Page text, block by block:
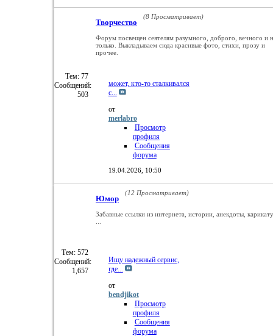
Творчество
(8 Просматривает)
Форум посвещен сеятелям разумного, доброго, вечного и
только. Выкладываем сюда красивые фото, стихи, прозу и
прочее.
Тем: 77
Сообщений:
503
может, кто-то сталкивался
с...
от
merlabro
Просмотр
профиля
Сообщения
форума
19.04.2026, 10:50
Юмор
(12 Просматривает)
Забавные ссылки из интернета, истории, анекдоты,
Тем: 572
Сообщений:
1,657
Ищу надежный сервис,
где...
от
bendjikot
Просмотр
профиля
Сообщения
форума